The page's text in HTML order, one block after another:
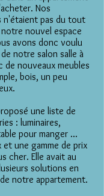
Nos
n'étaient pas du tout
nouvel espace
avons donc voulu
notre salon salle à
de nouveaux meubles
bois, un peu
une liste de
: luminaires,
pour manger ...
une gamme de prix
cher. Elle avait au
solutions en
notre appartement.